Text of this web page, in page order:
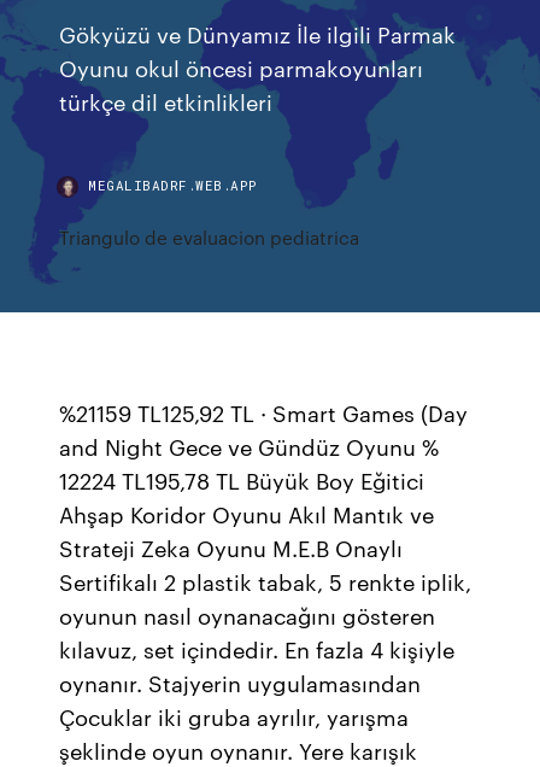
Gökyüzü ve Dünyamız İle ilgili Parmak
Oyunu okul öncesi parmakoyunları
türkçe dil etkinlikleri
MEGALIBADRF.WEB.APP
Triangulo de evaluacion pediatrica
%21159 TL125,92 TL · Smart Games (Day
and Night Gece ve Gündüz Oyunu %
12224 TL195,78 TL Büyük Boy Eğitici
Ahşap Koridor Oyunu Akıl Mantık ve
Strateji Zeka Oyunu M.E.B Onaylı
Sertifikalı 2 plastik tabak, 5 renkte iplik,
oyunun nasıl oynanacağını gösteren
kılavuz, set içindedir. En fazla 4 kişiyle
oynanır. Stajyerin uygulamasından
Çocuklar iki gruba ayrılır, yarışma
şeklinde oyun oynanır. Yere karışık